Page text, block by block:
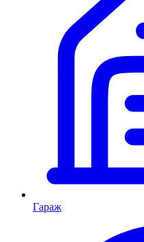
Гараж